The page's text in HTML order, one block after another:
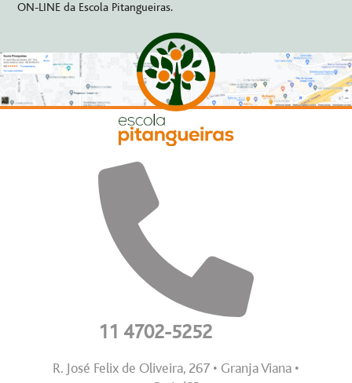
ON-LINE da Escola Pitangueiras.
11 4702-5252
R. José Felix de Oliveira, 267 • Granja Viana •